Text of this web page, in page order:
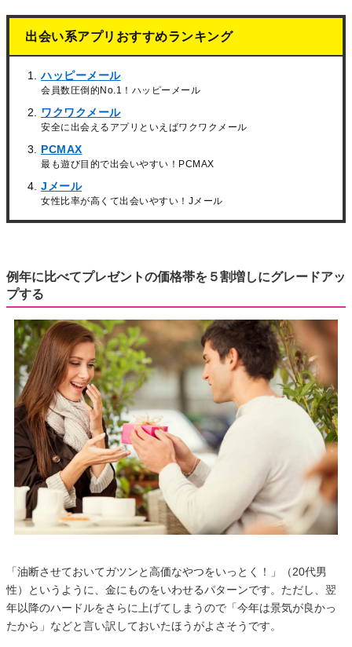
出会い系アプリおすすめランキング
ハッピーメール
会員数圧倒的No.1！ハッピーメール
ワクワクメール
安全に出会えるアプリといえばワクワクメール
PCMAX
最も遊び目的で出会いやすい！PCMAX
Jメール
女性比率が高くて出会いやすい！Jメール
例年に比べてプレゼントの価格帯を５割増しにグレードアッ
プする
「油断させておいてガツンと高価なやつをいっとく！」（20代男
性）というように、金にものをいわせるパターンです。ただし、翌
年以降のハードルをさらに上げてしまうので「今年は景気が良かっ
たから」などと言い訳しておいたほうがよさそうです。